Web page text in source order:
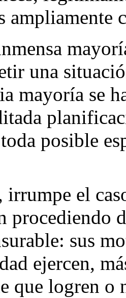
ampliamente
una
mayoría se
posible
el
procediendo
sus
ejercen,
que logren